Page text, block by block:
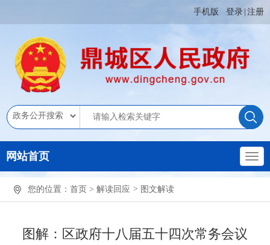
手机版 登录 注册
网站首页
您的位置： 首页 > 解读回应 > 图文解读
图解：区政府十八届五十四次常务会议